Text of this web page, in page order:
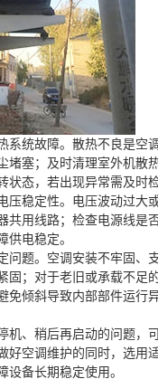
系统故障。散热不良是空
堵塞；及时清理室外机
态，若出现异常需及时
压稳定性。电压波动过
共用线路；检查电源线
供电稳定。
问题。空调安装不牢固
固；对于老旧或承载不足
免倾斜导致内部部件运
机、稍后再启动的问题
好空调维护的同时，选用
备长期稳定使用。